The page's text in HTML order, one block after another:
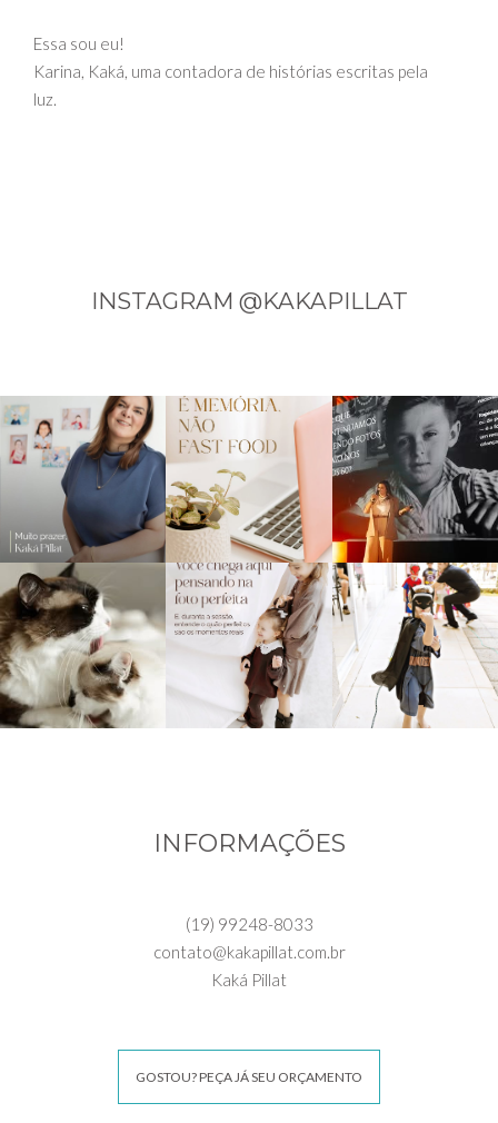
Essa sou eu!
Karina, Kaká, uma contadora de histórias escritas pela
luz.
INSTAGRAM @KAKAPILLAT
INFORMAÇÕES
(19) 99248-8033
contato@kakapillat.com.br
Kaká Pillat
GOSTOU? PEÇA JÁ SEU ORÇAMENTO